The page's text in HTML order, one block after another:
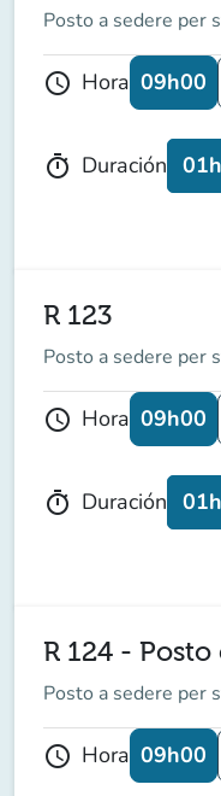
Posto a sedere per
schedule Hora 09h00
timer Duración
R 123
Posto a sedere per
schedule Hora 09h00
timer Duración
R 124 -
Posto a sedere per
schedule Hora 09h00